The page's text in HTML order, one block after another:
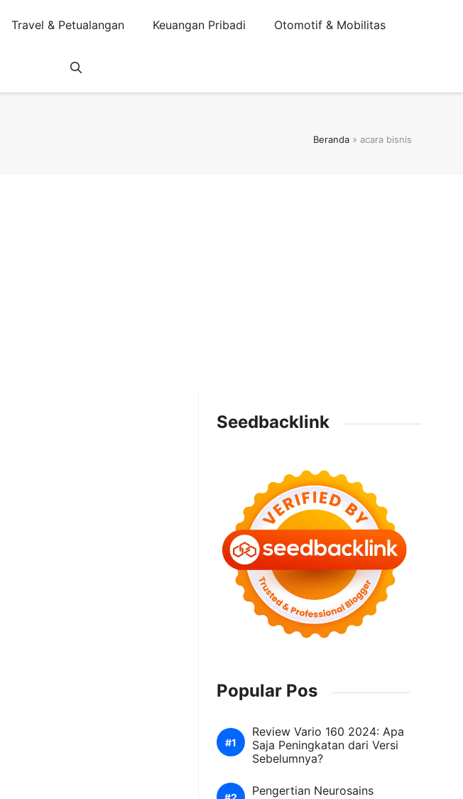
Travel & Petualangan Keuangan Pribadi Otomotif & Mobilitas
Beranda » acara bisnis
Seedbacklink
Popular Pos
Review Vario 160 2024: Apa
Saja Peningkatan dari Versi
Sebelumnya?
Pengertian Neurosains